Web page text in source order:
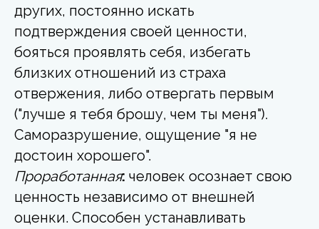
других, постоянно искать
подтверждения своей ценности,
бояться проявлять себя, избегать
близких отношений из страха
отвержения, либо отвергать первым
("лучше я тебя брошу, чем ты меня").
Саморазрушение, ощущение "я не
достоин хорошего".
Проработанная: человек осознает свою
ценность независимо от внешней
оценки. Способен устанавливать